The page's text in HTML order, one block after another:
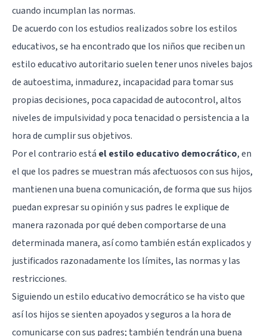
cuando incumplan las normas.
De acuerdo con los estudios realizados sobre losestilos
educativos, se ha encontrado que los niños que reciben un
estilo educativo autoritario suelen tener unos niveles bajos
de autoestima, inmadurez, incapacidad para tomar sus
propias decisiones, poca capacidad de autocontrol, altos
niveles de impulsividad y poca tenacidad o persistencia a la
hora de cumplir sus objetivos.
Por el contrario está el estilo educativo democrático, en
el que los padres se muestran más afectuosos con sus hijos,
mantienen una buena comunicación, de forma que sus hijos
puedan expresar su opinión y sus padres le explique de
manera razonada por qué deben comportarse de una
determinada manera, así como también están explicados y
justificados razonadamente los límites, las normas y las
restricciones.
Siguiendo un estilo educativo democrático se ha visto que
así los hijos se sienten apoyados y seguros a la hora de
comunicarse con sus padres; también tendrán una buena